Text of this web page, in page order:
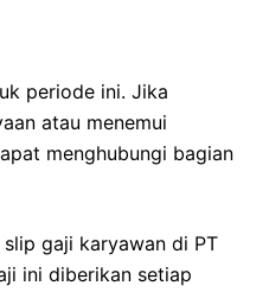
periode ini. Jika
atau menemui
menghubungi bagian
gaji karyawan di PT
ini diberikan setiap